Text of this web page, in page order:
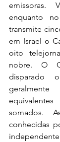
emissoras.
enquanto
transmite
em Israel o
oito
nobre. O
disparado
somados.
conhecidas